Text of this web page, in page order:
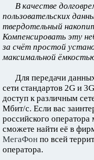
В качестве
пользовательских
твердотельный
Компенсировать эту
за счёт простой
максимальной
Для передачи
сети стандартов 2G и
доступ к различным
Мбит/с. Если вас
российского оператора
сможете найти её в
МегаФон по всей
оператора.